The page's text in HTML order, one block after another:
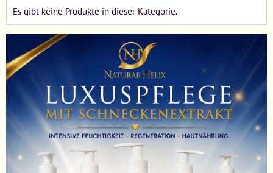
Es gibt keine Produkte in dieser Kategorie.